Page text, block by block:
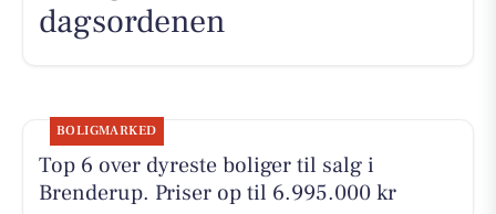
dagsordenen
BOLIGMARKED
Top 6 over dyreste boliger til salg i
Brenderup. Priser op til 6.995.000 kr